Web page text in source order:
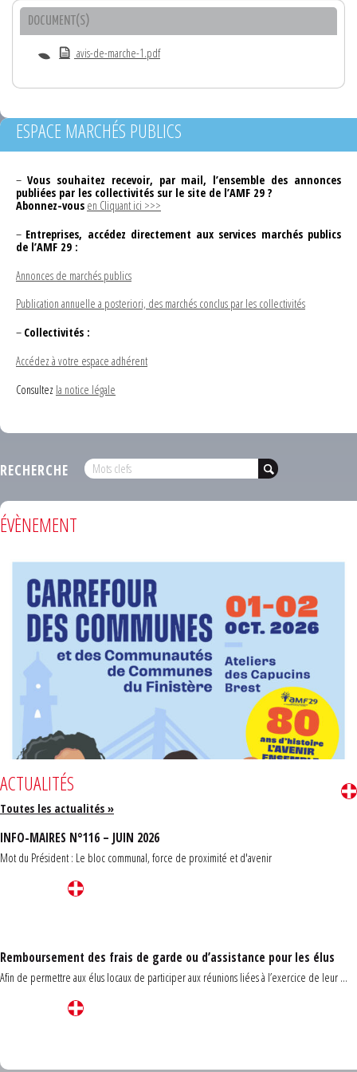
DOCUMENT(S)
avis-de-marche-1.pdf
ESPACE MARCHÉS PUBLICS
– Vous souhaitez recevoir, par mail, l’ensemble des annonces
publiées par les collectivités sur le site de l’AMF 29 ?
Abonnez-vous en Cliquant ici >>>
– Entreprises, accédez directement aux services marchés publics
de l’AMF 29 :
Annonces de marchés publics
Publication annuelle a posteriori, des marchés conclus par les collectivités
– Collectivités :
Accédez à votre espace adhérent
Consultez la notice légale
RECHERCHE
ÉVÈNEMENT
ACTUALITÉS
Toutes les actualités »
INFO-MAIRES N°116 – JUIN 2026
Mot du Président : Le bloc communal, force de proximité et d'avenir
Remboursement des frais de garde ou d’assistance pour les élus
Afin de permettre aux élus locaux de participer aux réunions liées à l’exercice de leur ...